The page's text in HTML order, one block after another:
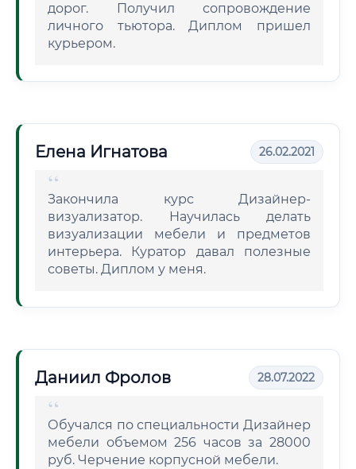
дорог. Получил сопровождение
личного тьютора. Диплом пришел
курьером.
Елена Игнатова 26.02.2021
Закончила курс Дизайнер-
визуализатор. Научилась делать
визуализации мебели и предметов
интерьера. Куратор давал полезные
советы. Диплом у меня.
Даниил Фролов 28.07.2022
Обучался по специальности Дизайнер
мебели объемом 256 часов за 28000
руб. Черчение корпусной мебели.